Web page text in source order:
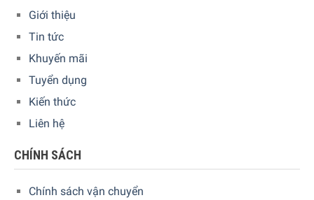
đèn ngủ thông thường. Khi sử dụng Máy bù ẩm Wood’s
WHU400, quý khách có thể yên tâm ngủ trong phòng điều
hòa mà không gặp hiện tượng khô da, mũi sau khi thức
dậy.
Giới thiệu
Tin tức
Khuyến mãi
Tuyển dụng
Kiến thức
Liên hệ
CHÍNH SÁCH
Chính sách vận chuyển